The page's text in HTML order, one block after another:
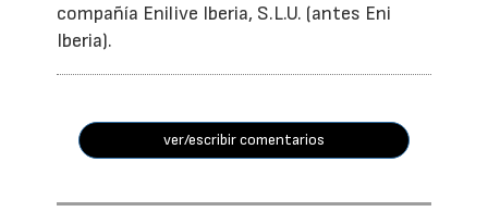
compañía Enilive Iberia, S.L.U. (antes Eni
Iberia).
ver/escribir comentarios